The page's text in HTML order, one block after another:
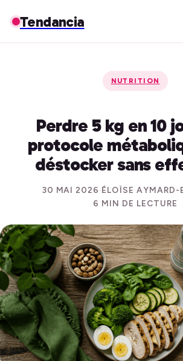
Tendancia
NUTRITION
Perdre 5 kg en 10
protocole
déstocker sans
30 MAI 2026·ÉLOÏSE AYMARD-
6 MIN DE LECTURE